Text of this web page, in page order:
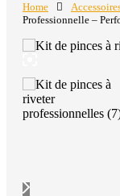
Home
Professionnelle –